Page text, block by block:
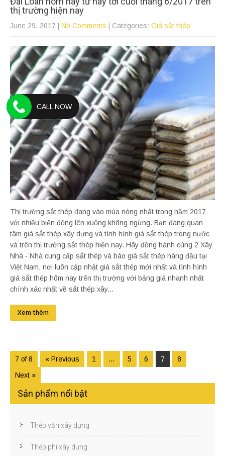
thị trường hiện nay
June 29, 2017 No Comments | Categories: Giá sắt thép
Thị trường sắt thép đang vào mùa nóng nhất trong năm 2017
với nhiều biến động lên xuống không ngừng. Bạn đang quan
tâm giá sắt thép xây dựng và tình hình giá sắt thép trong nước
và trên thị trường sắt thép hiện nay. Hãy đồng hành cùng 2 Xây
Nhà - Nhà cung cấp sắt thép và báo giá sắt thép hàng đầu tại
Việt Nam, nơi luôn cập nhật giá sắt thép mới nhất và tình hình
giá sắt thép hôm nay trên thị trường với bảng giá nhanh nhất
chính xác nhất về sắt thép xây...
Xem thêm
7 of 8 « Previous 1 … 5 6 7
8
Next »
Sản phẩm nổi bật
Thép vằn xây dựng
Thép phi xây dựng
CALL NOW